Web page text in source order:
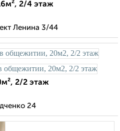
2/4 этаж
Ленина 3/44
2/2 этаж
24